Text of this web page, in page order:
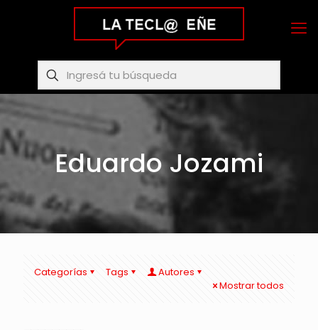
Eduardo Jozami
Categorías Tags
Autores
Mostrar todos